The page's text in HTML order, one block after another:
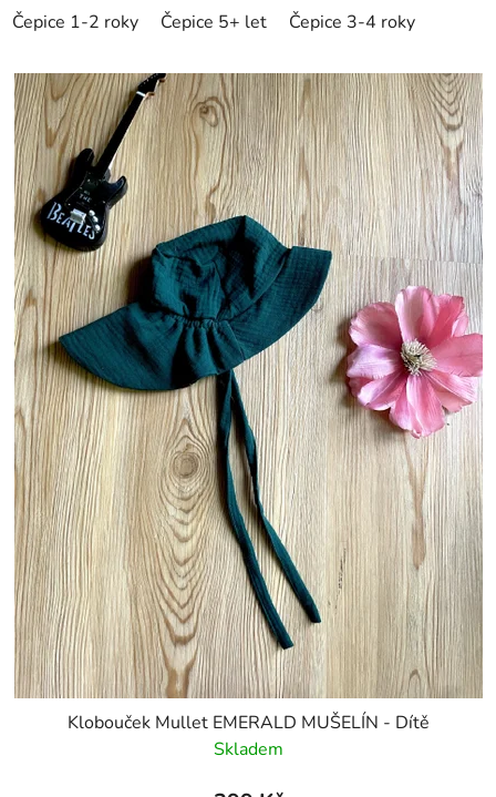
Čepice 1-2 roky Čepice 5+ let Čepice 3-4 roky
Klobouček Mullet EMERALD MUŠELÍN - Dítě
Skladem